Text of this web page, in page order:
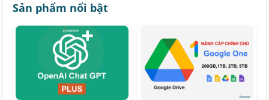
Sản phẩm nổi bật